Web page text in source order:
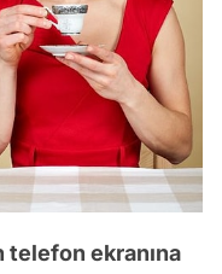
telefon ekranına